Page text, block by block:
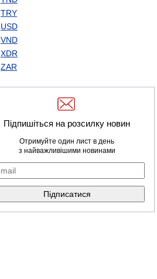
TRY
USD
VND
XDR
ZAR
Підпишіться на розсилку новин
Отримуйте один лист в день
з найважливішими новинами